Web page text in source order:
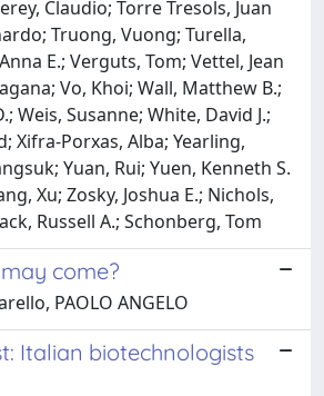
Claudio; Torre Tresols, Juan
Truong, Vuong; Turella,
E.; Verguts, Tom; Vettel, Jean
Vo, Khoi; Wall, Matthew B.;
Weis, Susanne; White, David J.;
Xifra-Porxas, Alba; Yearling,
Yuan, Rui; Yuen, Kenneth S.
Xu; Zosky, Joshua E.; Nichols,
Russell A.; Schonberg, Tom
come?
PAOLO ANGELO
Italian biotechnologists